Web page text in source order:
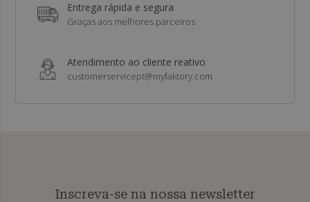
Entrega rápida e segura
Graças aos melhores parceiros
Atendimento ao cliente reativo
customerservicept@myfaktory.com
Inscreva-se na nossa newsletter